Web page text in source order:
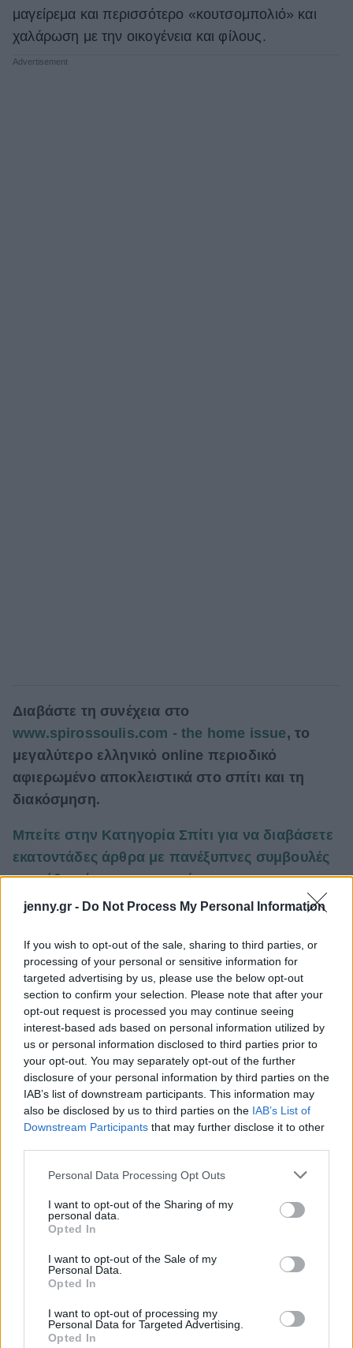
jenny.gr - Do Not Process My Personal Information
If you wish to opt-out of the sale, sharing to third parties, or
processing of your personal or sensitive information for
targeted advertising by us, please use the below opt-out
section to confirm your selection. Please note that after your
opt-out request is processed you may continue seeing
interest-based ads based on personal information utilized by
us or personal information disclosed to third parties prior to
your opt-out. You may separately opt-out of the further
disclosure of your personal information by third parties on the
IAB’s list of downstream participants. This information may
also be disclosed by us to third parties on the IAB’s List of
Downstream Participants that may further disclose it to other
Please note that this website/app uses one or more Google
not limited to your visit or usage behaviour. You may click to
grant or deny consent to Google and its third-party tags to
use your data for below specified purposes in below Google
consent section.
Personal Data Processing Opt Outs
I want to opt-out of the Sharing of my
personal data.
Opted In
I want to opt-out of the Sale of my
Personal Data.
Opted In
I want to opt-out of processing my
Personal Data for Targeted Advertising.
Opted In
μαγείρεμα και περισσότερο «κουτσομπολιό» και
χαλάρωση με την οικογένεια και φίλους.
Διαβάστε τη συνέχεια στο
www.spirossoulis.com - the home issue, το
μεγαλύτερο ελληνικό online περιοδικό
αφιερωμένο αποκλειστικά στο σπίτι και τη
διακόσμηση.
Μπείτε στην Κατηγορία Σπίτι για να διαβάσετε
εκατοντάδες άρθρα με πανέξυπνες συμβουλές
για κάθε χώρο του σπιτιού.
Δείτε ακόμη: 10 οικονομικοί τρόποι για να
ανανεώσετε οποιαδήποτε κουζίνα